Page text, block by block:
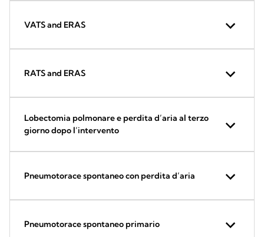
VATS and ERAS
RATS and ERAS
Lobectomia polmonare e perdita d’aria al terzo
giorno dopo l’intervento
Pneumotorace spontaneo con perdita d’aria
Pneumotorace spontaneo primario